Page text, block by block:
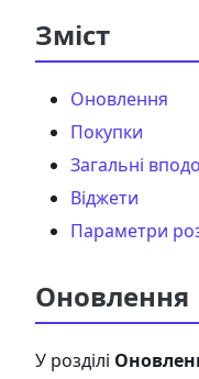
Зміст
Оновлення
Покупки
Загальні
Віджети
Параметри
Оновлення
У розділі